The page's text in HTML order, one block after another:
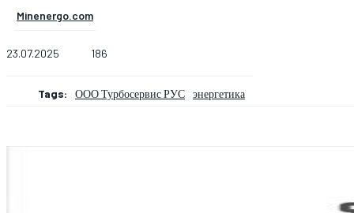
Minenergo.com
23.07.2025 186
Tags: ООО Турбосервис РУС энергетика